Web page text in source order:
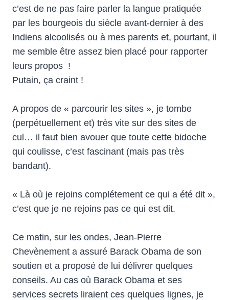
c’est de ne pas faire parler la langue pratiquée
par les bourgeois du siècle avant-dernier à des
Indiens alcoolisés ou à mes parents et, pourtant, il
me semble être assez bien placé pour rapporter
leurs propos !
Putain, ça craint !
A propos de « parcourir les sites », je tombe
(perpétuellement et) très vite sur des sites de
cul… il faut bien avouer que toute cette bidoche
qui coulisse, c’est fascinant (mais pas très
bandant).
« Là où je rejoins complétement ce qui a été dit »,
c’est que je ne rejoins pas ce qui est dit.
Ce matin, sur les ondes, Jean-Pierre
Chevènement a assuré Barack Obama de son
soutien et a proposé de lui délivrer quelques
conseils. Au cas où Barack Obama et ses
services secrets liraient ces quelques lignes, je